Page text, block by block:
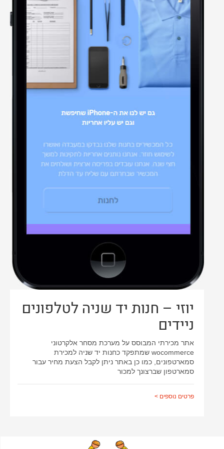
ממשק משתמש
עיצוב אתרים
שינוי עיצוב תבנית
יוזי – חנות יד שניה לטלפונים
ניידים
אתר מכירתי המבוסס על מערכת מסחר אלקרטוני
wocommerce שמתפקד כחנות יד שניה למכירת
סמארטפונים, כמו כן באתר ניתן לקבל הצעת מחיר עבור
סמארטפון שברצונך למכור
פרטים נוספים >